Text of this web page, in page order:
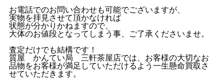
お電話でのお問い合わせも可能でございますが、
実物を拝見させて頂かなければ
状態が分かりかねますので、
大体のお値段となってしまう事、ご了承くださいませ。
査定だけでも結構です！
質屋 かんてい局 三軒茶屋店では、お客様の大切なお
品物をお客様が満足していただけるよう一生懸命買取さ
せていただきます。